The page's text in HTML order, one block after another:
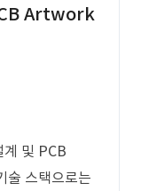
Artwork
계 및 PCB
술 스택으로는